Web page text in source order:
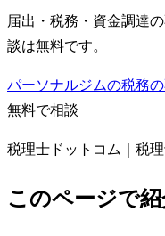
届出・税務・資金調達
談は無料です。
パーソナルジムの税務
無料で相談
税理士ドットコム｜税
このページで